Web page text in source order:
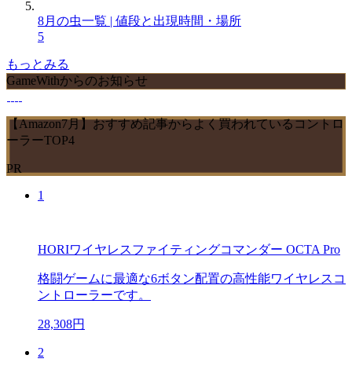
8月の虫一覧 | 値段と出現時間・場所
5
もっとみる
GameWithからのお知らせ
【Amazon7月】おすすめ記事からよく買われているコントロ
ーラーTOP4
PR
1
HORIワイヤレスファイティングコマンダー OCTA Pro
格闘ゲームに最適な6ボタン配置の高性能ワイヤレスコ
ントローラーです。
28,308円
2